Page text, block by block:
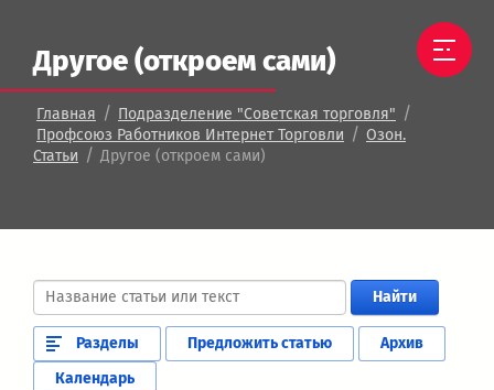
Другое (откроем сами)
Главная / Подразделение "Советская торговля" /
Профсоюз Работников Интернет Торговли / Озон.
Статьи / Другое (откроем сами)
Найти
Разделы Предложить статью
Архив
Календарь